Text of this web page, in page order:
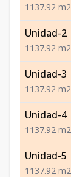
1 1 37.92 m2
Unidad-2
1 1 37.92 m2
Unidad-3
1 1 37.92 m2
Unidad-4
1 1 37.92 m2
Unidad-5
1 1 37.92 m2